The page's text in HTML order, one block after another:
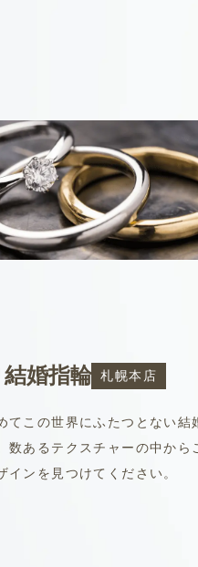
婚指輪 札幌本店
てこの世界にふたつとない結
数あるテクスチャーの中から
インを見つけてください。